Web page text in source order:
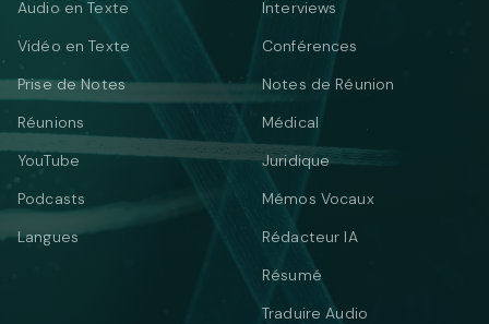
Audio en Texte
Vidéo en Texte
Prise de Notes
Réunions
YouTube
Podcasts
Langues
Interviews
Conférences
Notes de Réunion
Médical
Juridique
Mémos Vocaux
Rédacteur IA
Résumé
Traduire Audio